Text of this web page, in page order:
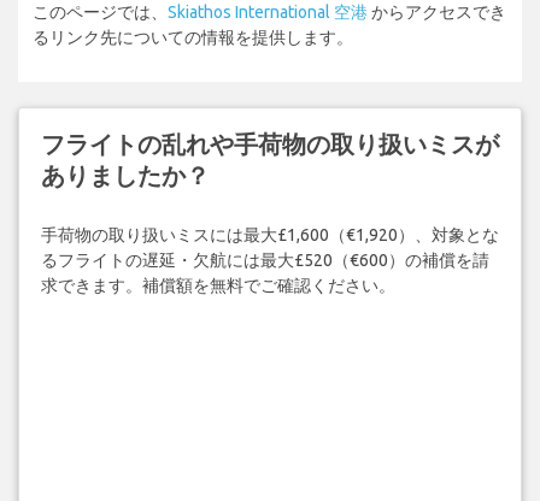
このページでは、 Skiathos International 空港からアクセスでき
るリンク先についての情報を提供します。
フライトの乱れや手荷物の取り扱いミスが
ありましたか？
手荷物の取り扱いミスには最大£1,600（€1,920）、対象とな
るフライトの遅延・欠航には最大£520（€600）の補償を請
求できます。補償額を無料でご確認ください。